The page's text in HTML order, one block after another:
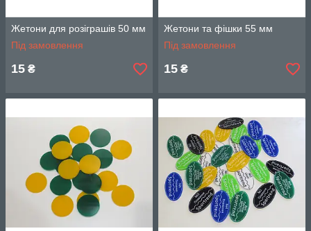
Жетони для розіграшів 50 мм
Під замовлення
15 ₴
Жетони та фішки 55 мм
Під замовлення
15 ₴